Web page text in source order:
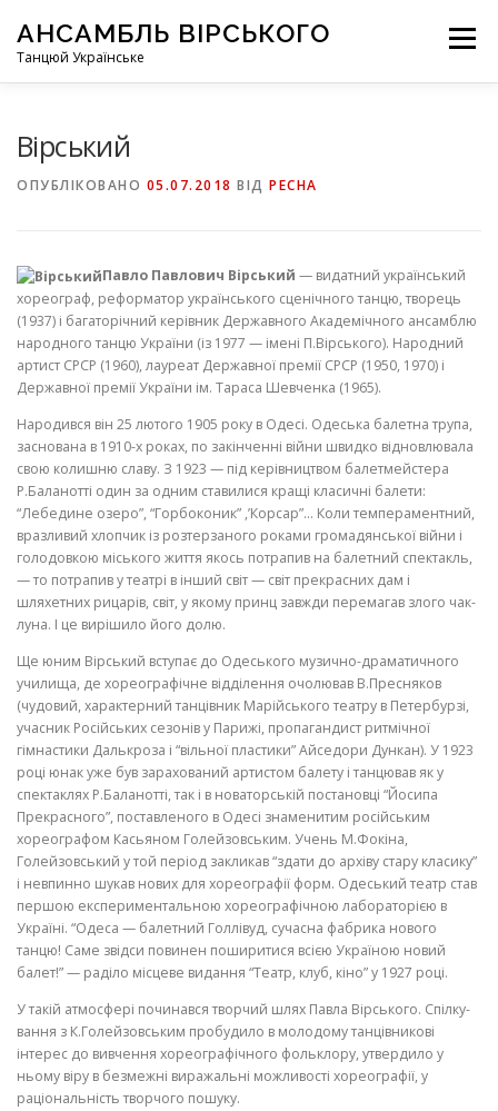
вмісту
АНСАМБЛЬ ВІРСЬКОГО
Танцюй Українське
Меню
Вірський
ОПУБЛІКОВАНО 05.07.2018 ВІД PECHA
Павло Павлович Вірський — видатний україн­ський
хореограф, реформатор українського сценіч­ного танцю, творець
(1937) і багаторічний керівник Державного Академічного ансамблю
народного тан­цю України (із 1977 — імені П.Вірського). Народ­ний
артист СРСР (1960), лауреат Державної премії СРСР (1950, 1970) і
Державної премії України ім. Тараса Шевченка (1965).
Народився він 25 лютого 1905 року в Одесі. Одеська балетна трупа,
заснована в 1910-х роках, по закінченні війни швидко відновлювала
свою ко­лишню славу. З 1923 — під керівництвом балетмей­стера
Р.Баланотті один за одним ставилися кращі класичні балети:
“Лебедине озеро”, “Горбоконик” ,’Корсар”… Коли темпераментний,
вразливий хлопчик із розтерзаного роками громадянської війни і
голодовкою міського життя якось потрапив на ба­летний спектакль,
— то потрапив у театрі в інший світ — світ прекрасних дам і
шляхетних рицарів, світ, у якому принц завжди перемагав злого чак­
луна. І це вирішило його долю.
Ще юним Вірський вступає до Одеського музично-драматичного
учи­лища, де хореографічне відділення очолював В.Пресняков
(чудовий, ха­рактерний танцівник Марійського театру в Петербурзі,
учасник Росій­ських сезонів у Парижі, пропагандист ритмічної
гімнастики Далькроза і “вільної пластики” Айседори Дункан). У 1923
році юнак уже був зарахований артистом балету і танцював як у
спектаклях Р.Баланотті, так і в новаторській постановці “Йосипа
Прекрасного”, поставленого в Одесі знаменитим російським
хореогра­фом Касьяном Голейзовським. Учень М.Фокіна,
Голейзовський у той період закликав “здати до архіву стару класику”
і невпинно шукав но­вих для хореографії форм. Одеський театр став
першою експерименталь­ною хореографічною лабораторією в
Україні. “Одеса — балетний Голлі­вуд, сучасна фабрика нового
танцю! Саме звідси повинен поширитися всією Україною новий
балет!” — раділо місцеве видання “Театр, клуб, кіно” у 1927 році.
У такій атмосфері починався творчий шлях Павла Вірського. Спілку­
вання з К.Голейзовським пробудило в молодому танцівникові
інтерес до вивчення хореографічного фольклору, утвердило у
ньому віру в безмежні виражальні можливості хореографії, у
раціональність творчого пошуку.